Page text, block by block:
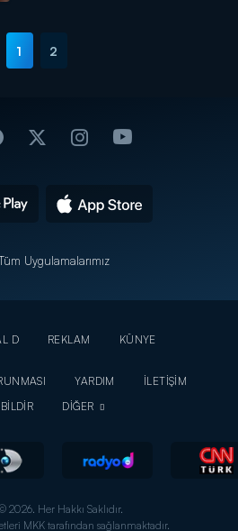
1 2
Uygulamalarımız
D REKLAM
KÜNYE
YARDIM
İLETİŞİM
DİĞER
2026. Her Hakkı Saklıdır.
MKK tarafından sağlanmaktadır.